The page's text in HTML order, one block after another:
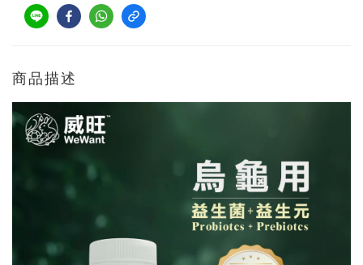
商品描述